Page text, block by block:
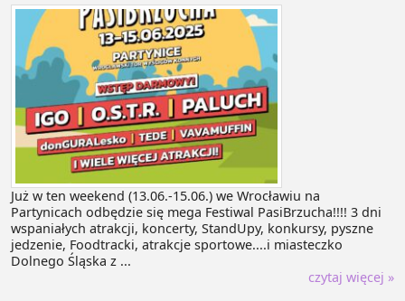
Już w ten weekend (13.06.-15.06.) we Wrocławiu na
Partynicach odbędzie się mega Festiwal PasiBrzucha!!!! 3 dni
wspaniałych atrakcji, koncerty, StandUpy, konkursy, pyszne
jedzenie, Foodtracki, atrakcje sportowe....i miasteczko
Dolnego Śląska z ...
czytaj więcej »